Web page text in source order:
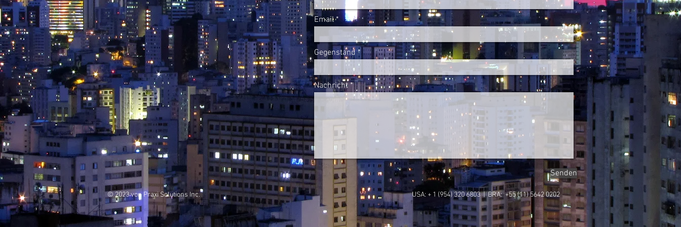
Email
Gegenstand
Nachricht
Senden
© 2023 von Praxi Solutions Inc. USA: + 1 (954) 320 6803 | BRA: +55 (11) 5642 0202